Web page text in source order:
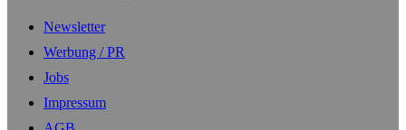
Newsletter
Werbung / PR
Jobs
Impressum